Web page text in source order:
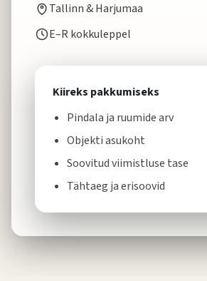
Tallinn & Harjumaa
E–R kokkuleppel
Kiireks pakkumiseks
Pindala ja ruumide arv
Objekti asukoht
Soovitud viimistluse tase
Tähtaeg ja erisoovid